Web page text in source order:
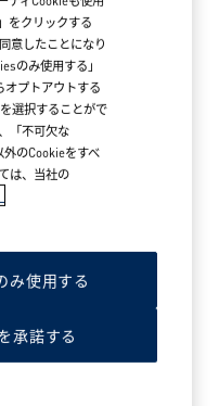
ン
をクリックする
意したことになり
のみ使用する」
プトアウトする
選択することがで
「不可欠な
のCookieをすべ
は、当社の
み使用する
承諾する